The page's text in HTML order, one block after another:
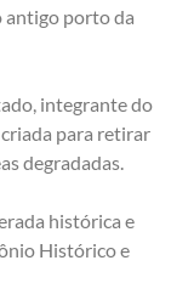
antigo porto da
integrante do
para retirar
degradadas.
histórica e
Histórico e